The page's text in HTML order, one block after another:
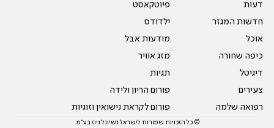
דעות
חדשות המגזר
אוכל
כיפה שחורה
דיגיטל
צעירים
רפואה שלמה
פיוטקאסט
ילדודס
מודעות אבל
מזג אוויר
תגיות
פורום הריון ולידה
פורום לקראת נישואין וזוגיות
© כל הזכויות שמורות לישראל נשיונל ניוז בע"מ.